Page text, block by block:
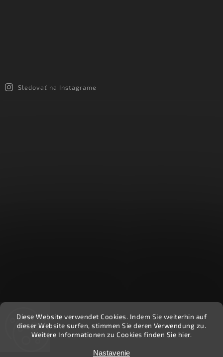
Diese Website verwendet Cookies. Indem Sie weiterhin auf
dieser Website surfen, stimmen Sie deren Verwendung zu.
Weitere Informationen zu Cookies finden Sie hier.
Nastavenie
Sledovať na Instagrame
Recenzie zákazníkov - Heuréka
Ekočlovek. Všetky práva vyhradené.